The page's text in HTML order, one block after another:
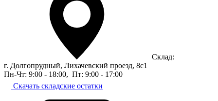
Склад:
г. Долгопрудный, Лихачевский проезд, 8c1
Пн-Чт: 9:00 - 18:00, Пт: 9:00 - 17:00
Скачать складские остатки